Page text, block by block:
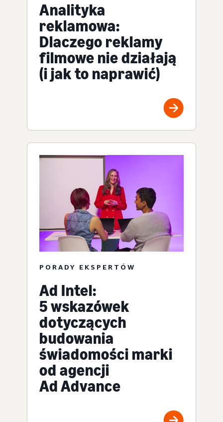
Analityka
reklamowa:
Dlaczego reklamy
filmowe nie działają
(i jak to naprawić)
PORADY EKSPERTÓW
Ad Intel:
5 wskazówek
dotyczących
budowania
świadomości marki
od agencji
Ad Advance